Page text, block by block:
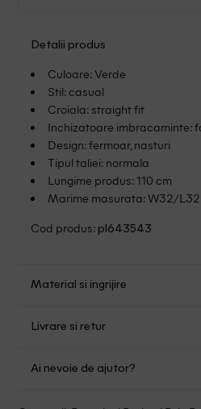
Detalii produs
Culoare: Verde
Stil: casual
Croiala: straight fit
Inchizatoare imbracaminte:
Design: fermoar, nasturi
Tipul taliei: normala
Lungime produs: 110 cm
Marime masurata: W32/L32
Cod produs: pl643543
Material si ingrijire
Albire fara clor
Uscare normala, prin
Livrare si retur
mare de 149.00 lei.
Ai nevoie de ajutor?